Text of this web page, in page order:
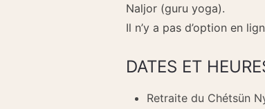
Naljor (guru yoga).
Il n’y a pas d’option en
DATES ET
Retraite du Chétsün